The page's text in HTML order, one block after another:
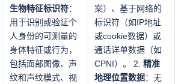
生物特征标识符：
用于识别或验证个
人身份的可测量的
身体特征或行为，
包括面部图像、声
纹和声纹模式、视
案）、基于网络的
标识符（如IP地址
或cookie数据）或
通话详单数据（如
CPNI）。 2. 精准
地理位置数据：无